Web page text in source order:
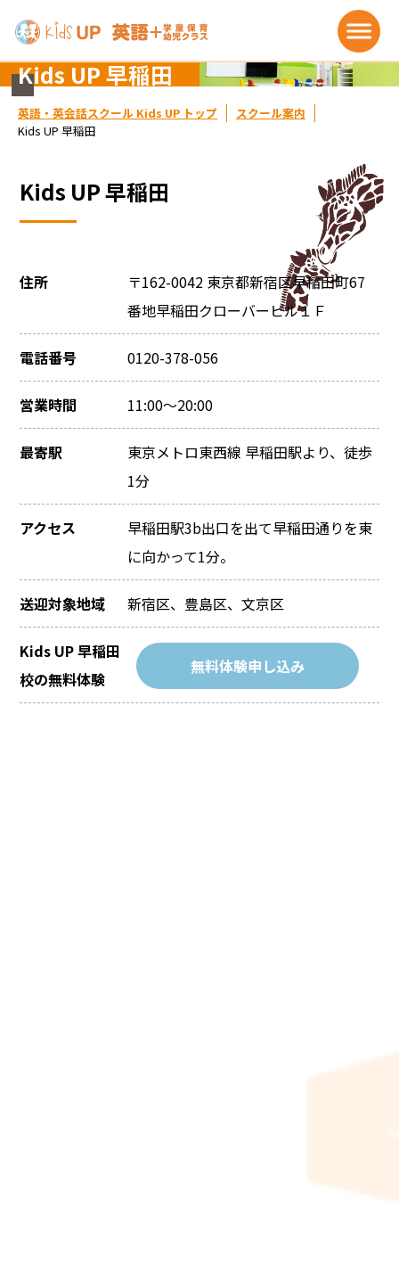
Kids UP 早稲田
英語・英会話スクール Kids UP トップ
スクール案内
Kids UP 早稲田
Kids UP 早稲田
住所
〒162-0042 東京都新宿区早稲田町67
番地早稲田クローバービル１Ｆ
電話番号 0120-378-056
営業時間 11:00～20:00
最寄駅
東京メトロ東西線 早稲田駅より、徒歩
1分
アクセス
早稲田駅3b出口を出て早稲田通りを東
に向かって1分。
送迎対象地域 新宿区、豊島区、文京区
Kids UP 早稲田
校の無料体験
無料体験申し込み